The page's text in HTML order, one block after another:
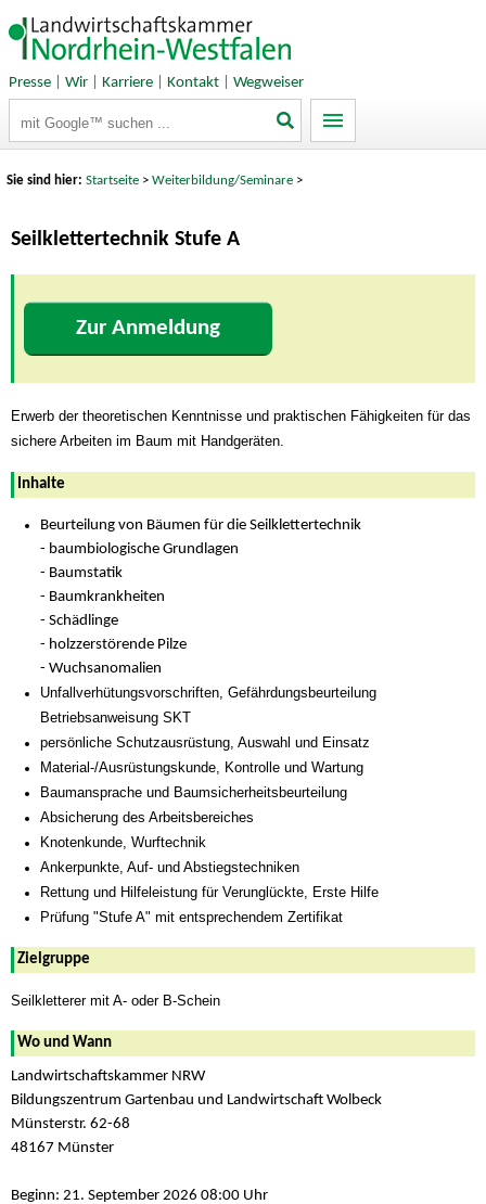
Presse| Wir| Karriere| Kontakt| Wegweiser
Sie sind hier:Startseite >Weiterbildung/Seminare >
Seilklettertechnik Stufe A
Zur Anmeldung
Erwerb der theoretischen Kenntnisse und praktischen Fähigkeiten für das
sichere Arbeiten im Baum mit Handgeräten.
Inhalte
Beurteilung von Bäumen für die Seilklettertechnik
- baumbiologische Grundlagen
- Baumstatik
- Baumkrankheiten
- Schädlinge
- holzzerstörende Pilze
- Wuchsanomalien
Unfallverhütungsvorschriften, Gefährdungsbeurteilung
Betriebsanweisung SKT
persönliche Schutzausrüstung, Auswahl und Einsatz
Material-/Ausrüstungskunde, Kontrolle und Wartung
Baumansprache und Baumsicherheitsbeurteilung
Absicherung des Arbeitsbereiches
Knotenkunde, Wurftechnik
Ankerpunkte, Auf- und Abstiegstechniken
Rettung und Hilfeleistung für Verunglückte, Erste Hilfe
Prüfung "Stufe A" mit entsprechendem Zertifikat
Zielgruppe
Seilkletterer mit A- oder B-Schein
Wo und Wann
Landwirtschaftskammer NRW
Bildungszentrum Gartenbau und Landwirtschaft Wolbeck
Münsterstr. 62-68
48167 Münster
Beginn: 21. September 2026 08:00 Uhr